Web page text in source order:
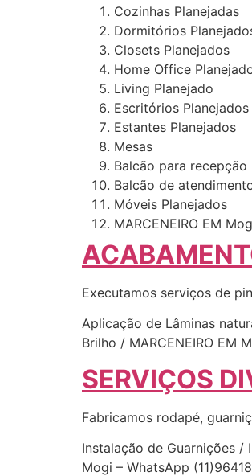
Cozinhas Planejadas
Dormitórios
Closets Planejados
Home Office
Living Planejado
Escritórios Planejados
Estantes Planejados
Mesas
Balcão para recepção
Balcão de
Móveis Planejados
MARCENEIRO EM
Executamos serviços de
Aplicação de Lâminas
Brilho / MARCENEIRO EM
SERVIÇOS
Fabricamos rodapé,
Instalação de Guarnições /
Mogi – WhatsApp